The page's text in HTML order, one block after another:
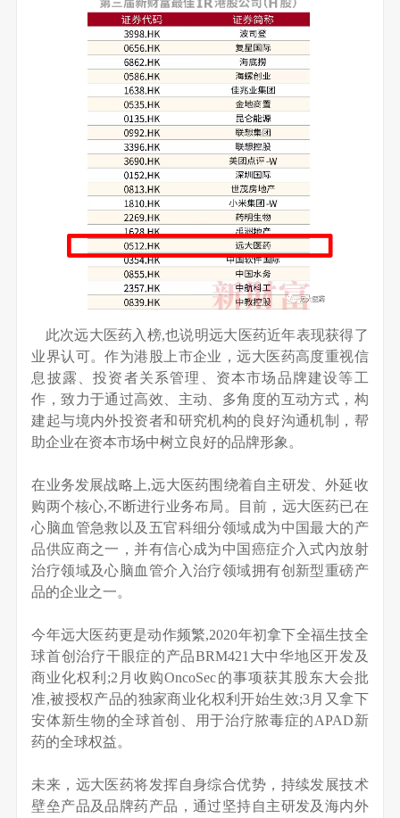
此次远大医药入榜,也说明远大医药近年表现获得了
业界认可。作为港股上市企业，远大医药高度重视信
息披露、投资者关系管理、资本市场品牌建设等工
作，致力于通过高效、主动、多角度的互动方式，构
建起与境内外投资者和研究机构的良好沟通机制，帮
助企业在资本市场中树立良好的品牌形象。
在业务发展战略上,远大医药围绕着自主研发、外延收
购两个核心,不断进行业务布局。目前，远大医药已在
心脑血管急救以及五官科细分领域成为中国最大的产
品供应商之一，并有信心成为中国癌症介入式內放射
治疗领域及心脑血管介入治疗领域拥有创新型重磅产
品的企业之一。
今年远大医药更是动作频繁,2020年初拿下全福生技全
球首创治疗干眼症的产品BRM421大中华地区开发及
商业化权利;2月收购OncoSec的事项获其股东大会批
准,被授权产品的独家商业化权利开始生效;3月又拿下
安体新生物的全球首创、用于治疗脓毒症的APAD新
药的全球权益。
未来，远大医药将发挥自身综合优势，持续发展技术
壁垒产品及品牌药产品，通过坚持自主研发及海内外